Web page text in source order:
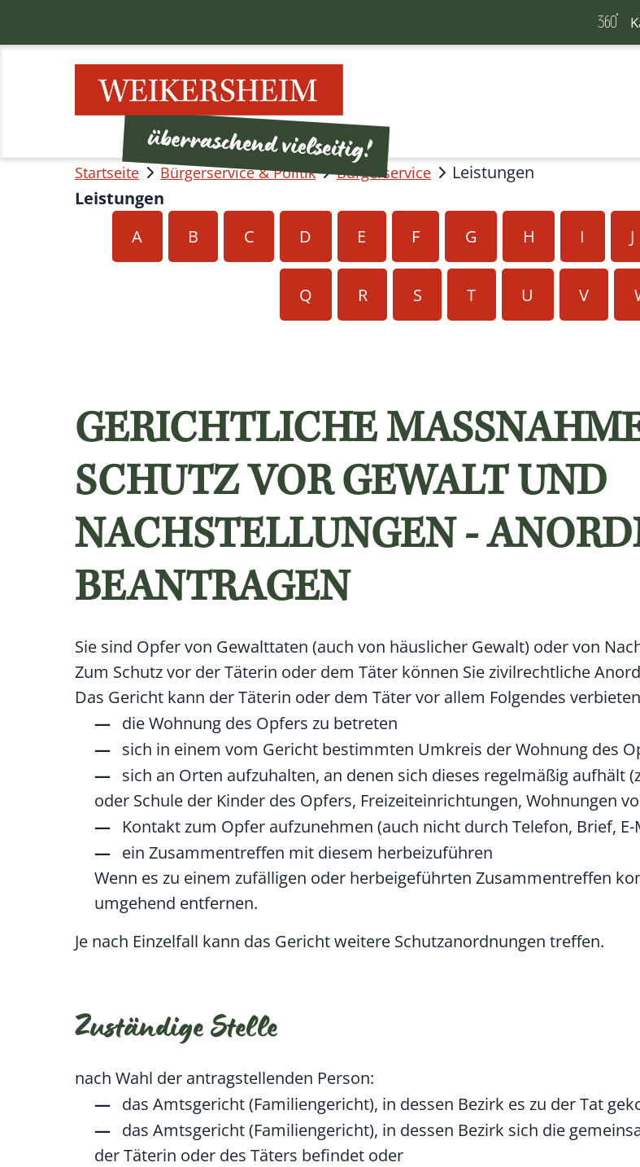
Startseite Bürgerservice & Politik Bürgerservice
Leistungen
Leistungen
A
B C D E F G H I J
Q R S T U V
GERICHTLICHE
CHUTZ VOR GEWALT UND N
ACHSTELLUNGEN -
EANTRAGEN
Sie sind Opfer von Gewalttaten (auch von häuslicher Gewalt) oder von
Zum Schutz vor der Täterin oder dem Täter können Sie zivilrechtliche
Das Gericht kann der Täterin oder dem Täter vor allem Folgendes
die Wohnung des Opfers zu betreten
sich in einem vom Gericht bestimmten Umkreis der Wohnung des
sich an Orten aufzuhalten, an denen sich dieses regelmäßig aufhält
oder Schule der Kinder des Opfers, Freizeiteinrichtungen, Wohnungen
Kontakt zum Opfer aufzunehmen (auch nicht durch Telefon, Brief,
ein Zusammentreffen mit diesem herbeizuführen
Wenn es zu einem zufälligen oder herbeigeführten Zusammentreffen
umgehend entfernen.
Je nach Einzelfall kann das Gericht weitere Schutzanordnungen treffen.
Zuständige Stelle
nach Wahl der antragstellenden Person:
das Amtsgericht (Familiengericht), in dessen Bezirk es zu der Tat
das Amtsgericht (Familiengericht), in dessen Bezirk sich die
der Täterin oder des Täters befindet oder